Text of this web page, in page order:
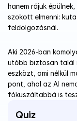
hanem rájuk
szokott elmenni:
feldolgozásnál.
Aki 2026-ban
utóbb biztosan talál
eszközt, ami nélkül
pont, ahol az AI
fókuszáltabbá is
Quiz